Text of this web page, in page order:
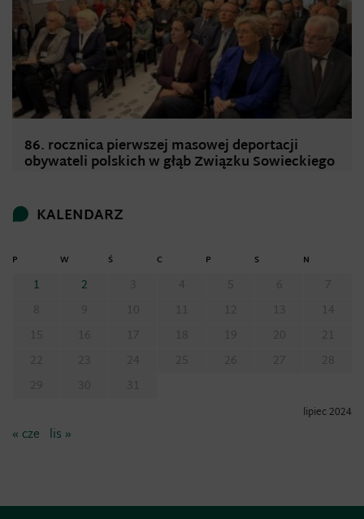
86. rocznica pierwszej masowej deportacji
obywateli polskich w głąb Związku Sowieckiego
KALENDARZ
lipiec 2024
P W Ś C P S N
1 2
« cze lis »